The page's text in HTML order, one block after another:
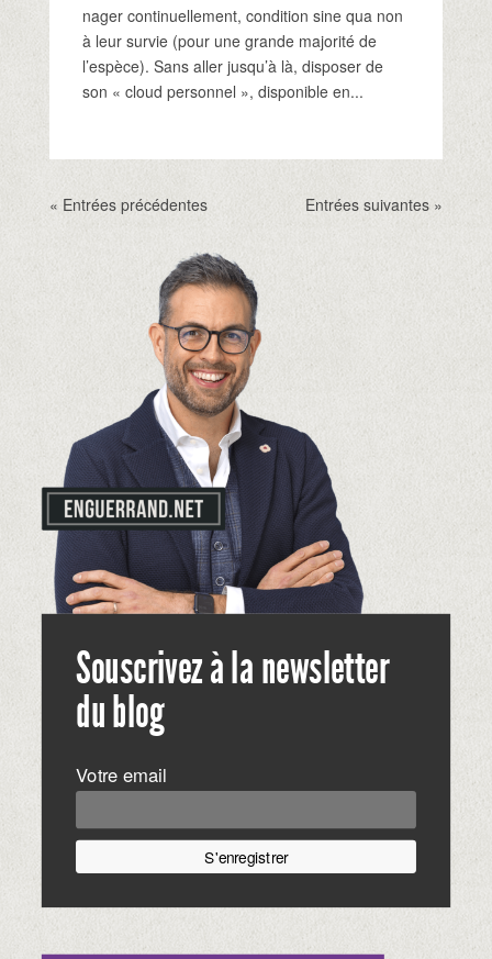
Souscrivez à la newsletter
du blog
Votre email
S'enregistrer
nager continuellement, condition sine qua non
à leur survie (pour une grande majorité de
l’espèce). Sans aller jusqu’à là, disposer de
son « cloud personnel », disponible en...
« Entrées précédentes Entrées suivantes »